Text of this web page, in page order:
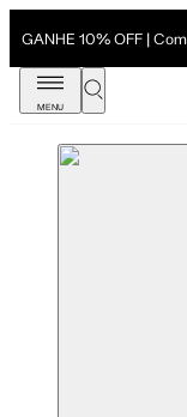
GANHE 10% OFF |
MENU